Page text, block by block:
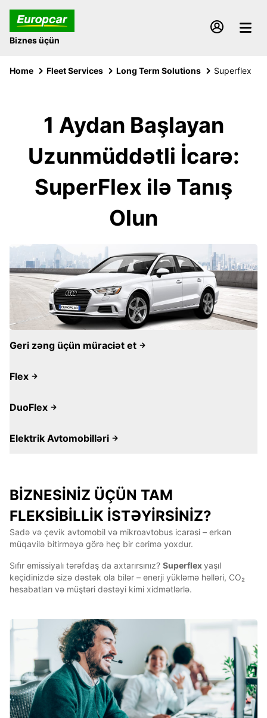
Biznes üçün
Home Fleet Services Long Term Solutions Superflex
1 Aydan Başlayan
Uzunmüddətli İcarə:
SuperFlex ilə Tanış
Olun
Geri zəng üçün müraciət et
Flex
DuoFlex
Elektrik Avtomobilləri
BİZNESİNİZ ÜÇÜN TAM
FLEKSİBİLLİK İSTƏYİRSİNİZ?
Sadə və çevik avtomobil və mikroavtobus icarəsi – erkən
müqavilə bitirməyə görə heç bir cərimə yoxdur.
Sıfır emissiyalı tərəfdaş da axtarırsınız? Superflexyaşıl
keçidinizdə sizə dəstək ola bilər – enerji yükləmə həlləri, CO₂
hesabatları və müştəri dəstəyi kimi xidmətlərlə.